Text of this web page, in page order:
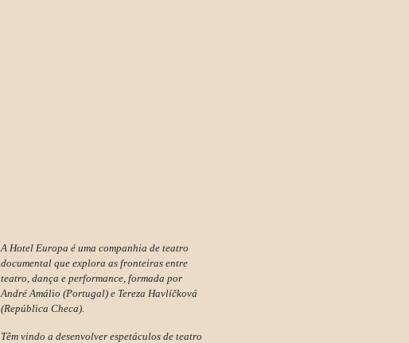
A Hotel Europa é uma companhia de teatro
documental que explora as fronteiras entre
teatro, dança e performance, formada por
André Amálio (Portugal) e Tereza Havlíčková
(República Checa).
Têm vindo a desenvolver espetáculos de teatro